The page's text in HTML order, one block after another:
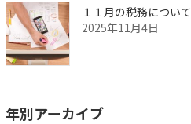
１１月の税務について
2025年11月4日
年別アーカイブ